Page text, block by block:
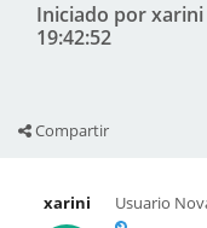
Iniciado por xarini
19:42:52
Compartir
xarini Usuario